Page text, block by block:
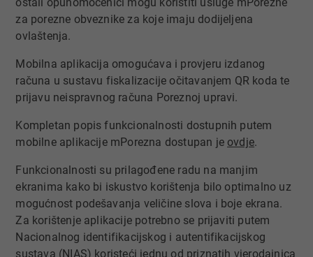
za porezne obveznike za koje imaju dodijeljena
ovlaštenja.
Mobilna aplikacija omogućava i provjeru izdanog
računa u sustavu fiskalizacije očitavanjem QR koda te
prijavu neispravnog računa Poreznoj upravi.
Kompletan popis funkcionalnosti dostupnih putem
mobilne aplikacije mPorezna dostupan je ovdje​.
Funkcionalnosti su prilagođene radu na manjim
ekranima kako bi iskustvo korištenja bilo optimalno uz
mogućnost podešavanja veličine slova i boje ekrana.
Za korištenje aplikacije potrebno se prijaviti putem
Nacionalnog identifikacijskog i autentifikacijskog
sustava (NIAS) koristeći jednu od priznatih vjerodajnica